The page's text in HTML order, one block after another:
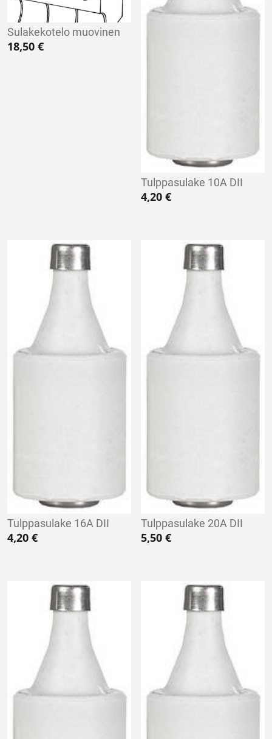
Sulakekotelo muovinen
18,50 €
Tulppasulake 10A DII
4,20€
Tulppasulake 16A DII
4,20 €
Tulppasulake 20A DII
5,50€